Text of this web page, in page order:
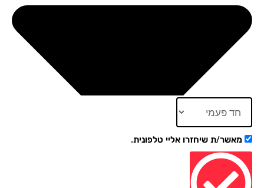
מאשר/ת שיחזרו אליי טלפונית.